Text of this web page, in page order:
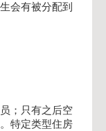
会有被分配到
；只有之后空
特定类型住房